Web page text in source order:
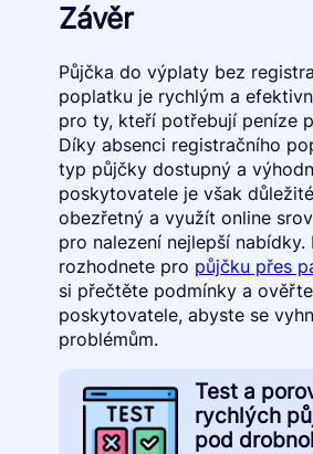
Závěr
Půjčka do výplaty bez
poplatku je rychlým a
pro ty, kteří potřebují peníze
Díky absenci registračního
typ půjčky dostupný a
poskytovatele je však
obezřetný a využít online
pro nalezení nejlepší nabídky.
rozhodnete pro půjčku přes
si přečtěte podmínky a
poskytovatele, abyste se
problémům.
Test a
rychlých
pod